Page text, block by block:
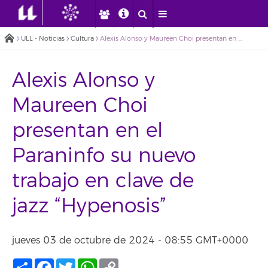
ULL - Noticias Cultura Alexis Alonso y Maureen Choi presentan en el Paraninfo su nuevo trabajo en clave de jazz “Hypenosis”
Alexis Alonso y
Maureen Choi
presentan en el
Paraninfo su nuevo
trabajo en clave de
jazz “Hypenosis”
jueves 03 de octubre de 2024 - 08:55 GMT+0000
Compartir
Facebook
TwitterWhatsApp